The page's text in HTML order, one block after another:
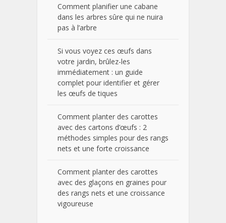
Comment planifier une cabane
dans les arbres sûre qui ne nuira
pas à l’arbre
Si vous voyez ces œufs dans
votre jardin, brûlez-les
immédiatement : un guide
complet pour identifier et gérer
les œufs de tiques
Comment planter des carottes
avec des cartons d’œufs : 2
méthodes simples pour des rangs
nets et une forte croissance
Comment planter des carottes
avec des glaçons en graines pour
des rangs nets et une croissance
vigoureuse